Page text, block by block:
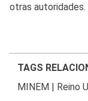
otras autoridades.
TAGS
MINEM
Reino